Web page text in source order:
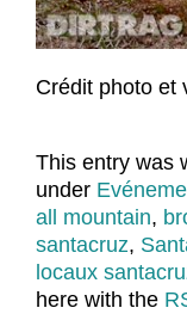
Crédit photo et
This entry was
under
all mountain,
santacruz,
locaux
here with the